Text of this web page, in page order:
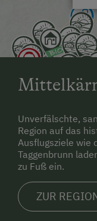
Unverfälschte,
Region auf das
Ausflugsziele wie
Taggenbrunn
zu Fuß ein.
ZUR